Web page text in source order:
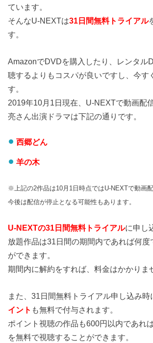
ています。
そんなU-NEXTは31日間無料トライアル
す。
AmazonでDVDを購入したり、レンタル
聴するよりもコスパが良いですし、今す
す。
2019年10月1日現在、U-NEXTで動画配
亮さん出演ドラマは下記の通りです。
西郷どん
羊の木
※上記の2作品は10月1日時点ではU-NEXTで動画
今後は配信が停止となる可能性もあります。
U-NEXTの31日間無料トライアルに申し
放題作品は31日間の期間内であれば何度
ができます。
期間内に解約をすれば、料金はかかりま
また、31日間無料トライアル申し込み時
イント も無料で付与されます。
ポイント視聴の作品も600円以内であれ
を無料で視聴することができます。